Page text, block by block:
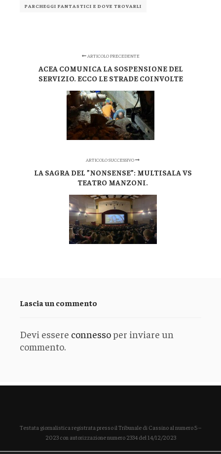
PARCHEGGI FANTASTICI E DOVE TROVARLI
ARTICOLO PRECEDENTE
ACEA COMUNICA LA SOSPENSIONE DEL
SERVIZIO. ECCO LE STRADE COINVOLTE
ARTICOLO SUCCESSIVO
LA SAGRA DEL ”NONSENSE”: MULTISALA VS
TEATRO MANZONI.
Lascia un commento
Devi essere connessoper inviare un
commento.
Testata giornalistica registrata presso il Tribunale di Cassino al numero 5 –
2023 con autorizzazione numero 2334 del 14/12/2023